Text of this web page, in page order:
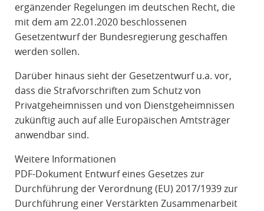
ergänzender Regelungen im deutschen Recht, die
mit dem am 22.01.2020 beschlossenen
Gesetzentwurf der Bundesregierung geschaffen
werden sollen.
Darüber hinaus sieht der Gesetzentwurf u.a. vor,
dass die Strafvorschriften zum Schutz von
Privatgeheimnissen und von Dienstgeheimnissen
zukünftig auch auf alle Europäischen Amtsträger
anwendbar sind.
Weitere Informationen
PDF-Dokument Entwurf eines Gesetzes zur
Durchführung der Verordnung (EU) 2017/1939 zur
Durchführung einer Verstärkten Zusammenarbeit